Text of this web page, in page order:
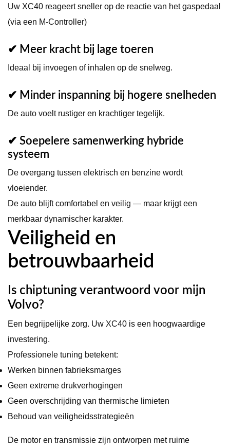
Uw XC40 reageert sneller op de reactie van het gaspedaal
(via een M-Controller)
✔ Meer kracht bij lage toeren
Ideaal bij invoegen of inhalen op de snelweg.
✔ Minder inspanning bij hogere snelheden
De auto voelt rustiger en krachtiger tegelijk.
✔ Soepelere samenwerking hybride
systeem
De overgang tussen elektrisch en benzine wordt
vloeiender.
De auto blijft comfortabel en veilig — maar krijgt een
merkbaar dynamischer karakter.
Veiligheid en
betrouwbaarheid
Is chiptuning verantwoord voor mijn
Volvo?
Een begrijpelijke zorg. Uw XC40 is een hoogwaardige
investering.
Professionele tuning betekent:
Werken binnen fabrieksmarges
Geen extreme drukverhogingen
Geen overschrijding van thermische limieten
Behoud van veiligheidsstrategieën
De motor en transmissie zijn ontworpen met ruime